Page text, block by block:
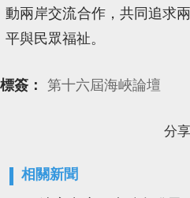
動兩岸交流合作，共同追求
平與民眾福祉。
標簽： 第十六屆海峽論壇
分享
相關新聞